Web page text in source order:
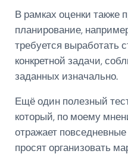
В рамках оценки также
планирование,
требуется выработать
конкретной задачи,
заданных изначально.
Ещё один полезный
который, по моему
отражает
просят организовать